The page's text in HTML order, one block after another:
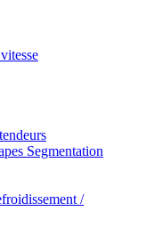
Segmentation
/